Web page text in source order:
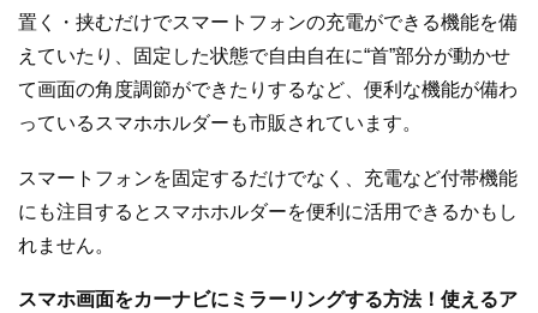
置く・挟むだけでスマートフォンの充電ができる機能を備
えていたり、固定した状態で自由自在に“首”部分が動かせ
て画面の角度調節ができたりするなど、便利な機能が備わ
っているスマホホルダーも市販されています。
スマートフォンを固定するだけでなく、充電など付帯機能
にも注目するとスマホホルダーを便利に活用できるかもし
れません。
スマホ画面をカーナビにミラーリングする方法！使えるア